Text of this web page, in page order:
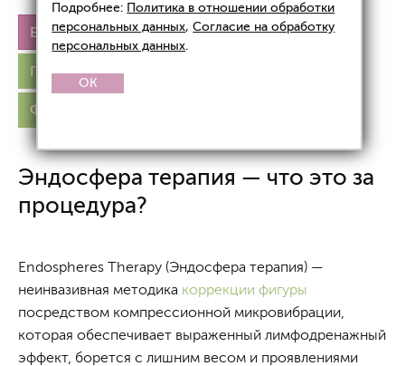
Endospheres Therapy Лимфодренаж
Показания/Противопоказания
Фото до и после
Эндосфера терапия — что это за
процедура?
Endospheres Therapy (Эндосфера терапия) —
неинвазивная методика коррекции фигуры
посредством компрессионной микровибрации,
которая обеспечивает выраженный лимфодренажный
эффект, борется с лишним весом и проявлениями
Подробнее: Политика в отношении обработки
персональных данных,Согласие на обработку
персональных данных.
OK